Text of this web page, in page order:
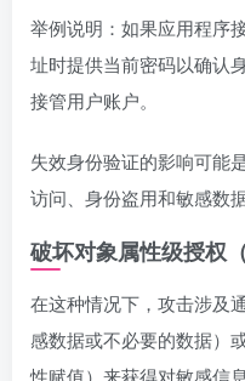
举例说明：如果应用程序
址时提供当前密码以确认
接管用户账户。
失效身份验证的影响可能
访问、身份盗用和敏感数据
破坏对象属性级授权
在这种情况下，攻击涉及
感数据或不必要的数据）